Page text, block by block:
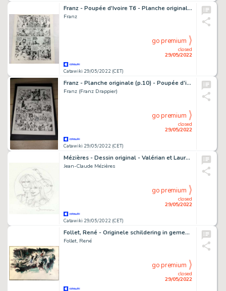
Franz - Poupée d'Ivoire T6 - Planche originale (p.29) - Le juge - (1997/1998)
Franz
Catawiki 29/05/2022 (CET)
closed
29/05/2022
go premium
Franz - Planche originale (p.10) - Poupée d'ivoire T9 - Timok Khan - Page volante - (2005)
Franz (Franz Drappier)
Catawiki 29/05/2022 (CET)
closed
29/05/2022
go premium
Mézières - Dessin original - Valérian et Laureline - (2012)
Jean-Claude Mézières
Catawiki 29/05/2022 (CET)
closed
29/05/2022
go premium
Follet, René - Originele schildering in gemengde techniek - La Cordée
Follet, René
closed
29/05/2022
go premium